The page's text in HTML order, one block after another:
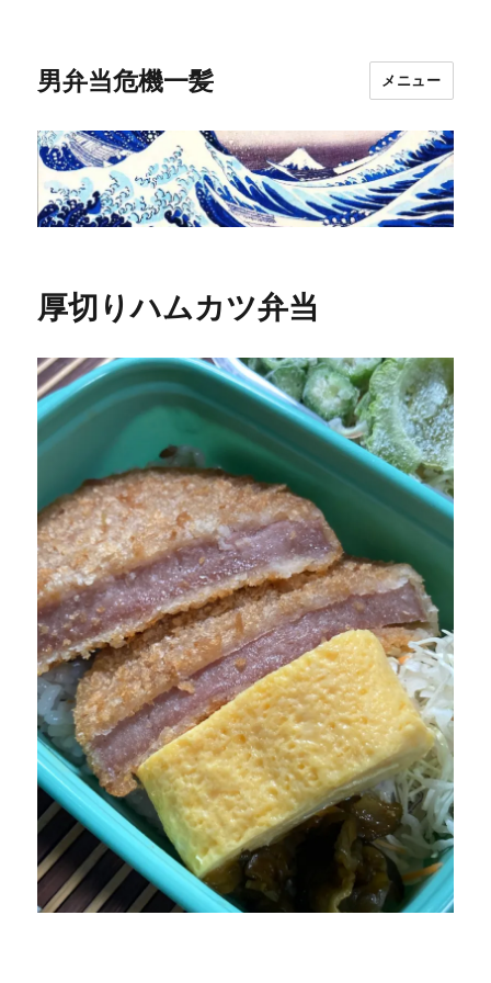
男弁当危機一髪 メニュー
厚切りハムカツ弁当